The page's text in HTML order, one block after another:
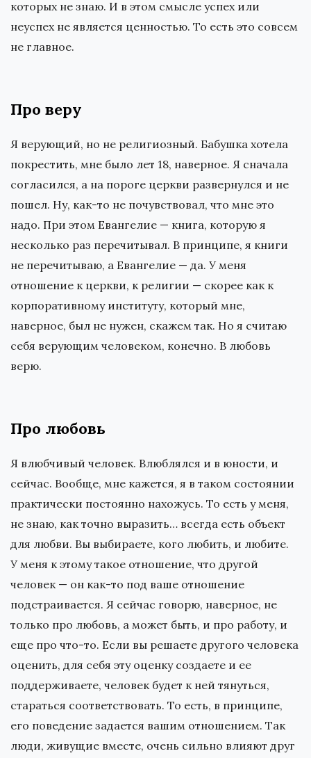
которых не знаю. И в этом смысле успех или
неуспех не является ценностью. То есть это совсем
не главное.
Про веру
Я верующий, но не религиозный. Бабушка хотела
покрестить, мне было лет 18, наверное. Я сначала
согласился, а на пороге церкви развернулся и не
пошел. Ну, как-то не почувствовал, что мне это
надо. При этом Евангелие — книга, которую я
несколько раз перечитывал. В принципе, я книги
не перечитываю, а Евангелие — да. У меня
отношение к церкви, к религии — скорее как к
корпоративному институту, который мне,
наверное, был не нужен, скажем так. Но я считаю
себя верующим человеком, конечно. В любовь
верю.
Про любовь
Я влюбчивый человек. Влюблялся и в юности, и
сейчас. Вообще, мне кажется, я в таком состоянии
практически постоянно нахожусь. То есть у меня,
не знаю, как точно выразить… всегда есть объект
для любви. Вы выбираете, кого любить, и любите.
У меня к этому такое отношение, что другой
человек — он как-то под ваше отношение
подстраивается. Я сейчас говорю, наверное, не
только про любовь, а может быть, и про работу, и
еще про что-то. Если вы решаете другого человека
оценить, для себя эту оценку создаете и ее
поддерживаете, человек будет к ней тянуться,
стараться соответствовать. То есть, в принципе,
его поведение задается вашим отношением. Так
люди, живущие вместе, очень сильно влияют друг